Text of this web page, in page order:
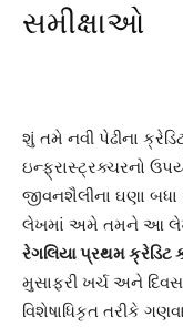
સમીક્ષાઓ
શું તમે નવી પેઢીના
ઇન્ફ્રાસ્ટ્રક્ચરનો
જીવનશૈલીના ઘણા
લેખમાં અમે તમને આ લેખ
રેગલિયા પ્રથમ ક્રેડિટ
મુસાફરી ખર્ચ અને દિવસ
વિશેષાધિકૃત તરીકે